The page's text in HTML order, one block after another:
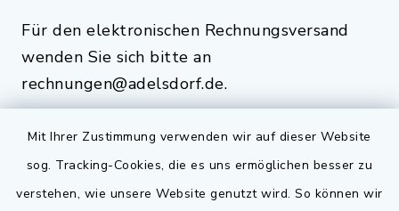
Mit Ihrer Zustimmung verwenden wir auf dieser Website
sog. Tracking-Cookies, die es uns ermöglichen besser zu
verstehen, wie unsere Website genutzt wird. So können wir
Für den elektronischen Rechnungsversand
wenden Sie sich bitte an
rechnungen@adelsdorf.de.
Quicklinks